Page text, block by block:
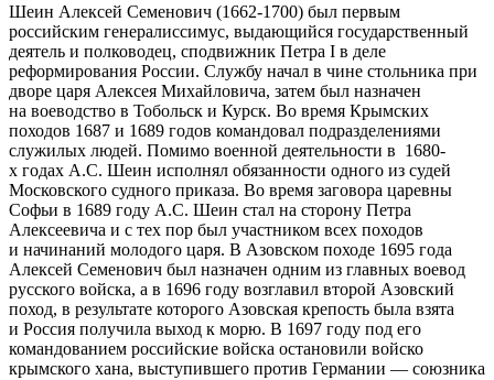
Шеин Алексей Семенович (1662-1700) был первым
российским генералиссимус, выдающийся государственный
деятель и полководец, сподвижник Петра I в деле
реформирования России. Службу начал в чине стольника при
дворе царя Алексея Михайловича, затем был назначен
на воеводство в Тобольск и Курск. Во время Крымских
походов 1687 и 1689 годов командовал подразделениями
служилых людей. Помимо военной деятельности в 1680-
х годах А.С. Шеин исполнял обязанности одного из судей
Московского судного приказа. Во время заговора царевны
Софьи в 1689 году А.С. Шеин стал на сторону Петра
Алексеевича и с тех пор был участником всех походов
и начинаний молодого царя. В Азовском походе 1695 года
Алексей Семенович был назначен одним из главных воевод
русского войска, а в 1696 году возглавил второй Азовский
поход, в результате которого Азовская крепость была взята
и Россия получила выход к морю. В 1697 году под его
командованием российские войска остановили войско
крымского хана, выступившего против Германии — союзника